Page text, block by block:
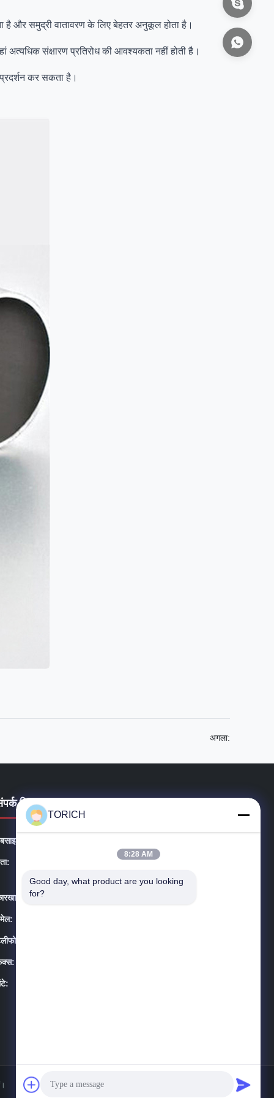
है और समुद्री वातावरण के लिए बेहतर अनुकूल होता है।
संक्षारण प्रतिरोध की आवश्यकता नहीं होती है।
कर सकता है।
अगला:
विवरण
सूट 1604-3, होंगन प्लाजा, #258 डाई युआन रोड, यिनझोउ जिला,
निंगबो शहर, चीन
TORICH
8:28 AM
Good day, what product are you looking
for?